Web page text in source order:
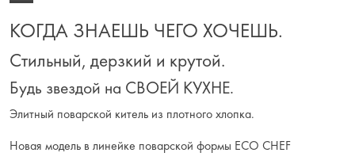
КОГДА ЗНАЕШЬ ЧЕГО ХОЧЕШЬ.
Стильный, дерзкий и крутой.
Будь звездой на СВОЕЙ КУХНЕ.
Элитный поварской китель из плотного хлопка.
Новая модель в линейке поварской формы ECO CHEF